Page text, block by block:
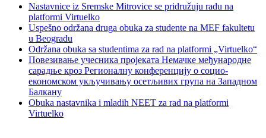
Nastavnice iz Sremske Mitrovice se pridružuju radu na
platformi Virtuelko
Uspešno održana druga obuka za studente na MEF fakultetu
u Beogradu
Održana obuka sa studentima za rad na platformi „Virtuelko“
Повезивање учесника пројеката Немачке међународне
сарадње кроз Регионалну конференцију о социо-
економском укључивању осетљивих група на Западном
Балкану
Obuka nastavnika i mladih NEET za rad na platformi
Virtuelko